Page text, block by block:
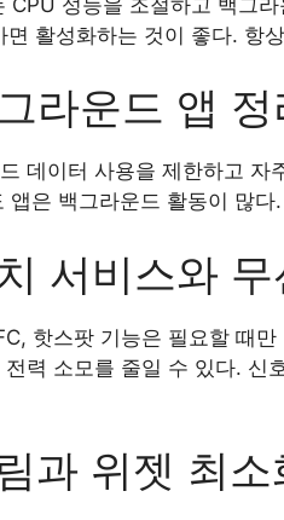
활성화하는 것이 좋다. 항
라운드 앱 정
데이터 사용을 제한하고
앱은 백그라운드 활동이 많
서비스와 무
핫스팟 기능은 필요할 때
력 소모를 줄일 수 있다. 신
과 위젯 최소